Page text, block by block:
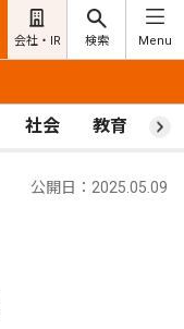
会社・IR 検索 Menu
社会 教育 ス
公開日：2025.05.09